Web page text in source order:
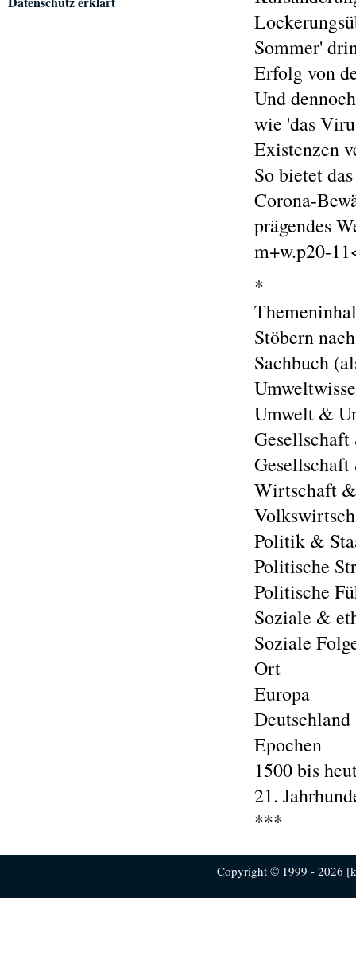
Sommer'
Erfolg von
Und
wie 'das
Existenzen
So bietet
Corona-
prägendes
m+w.p20-
*
Stöbern
Sachbuch
Umwelt &
Wirtschaft
Politik &
Politische
Politische
Soziale &
Soziale
Ort
Europa
Deutschland
Epochen
1500 bis
21.
***
Copyright © 1999 - 2026